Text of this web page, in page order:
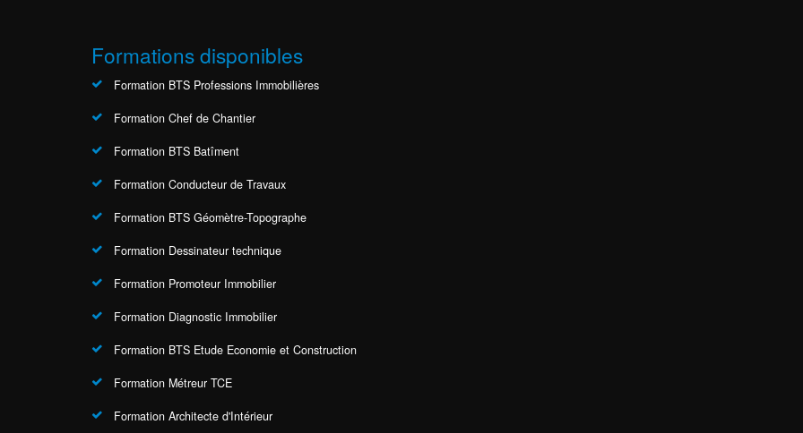
Formations disponibles
Formation BTS Professions Immobilières
Formation Chef de Chantier
Formation BTS Batîment
Formation Conducteur de Travaux
Formation BTS Géomètre-Topographe
Formation Dessinateur technique
Formation Promoteur Immobilier
Formation Diagnostic Immobilier
Formation BTS Etude Economie et Construction
Formation Métreur TCE
Formation Architecte d'Intérieur